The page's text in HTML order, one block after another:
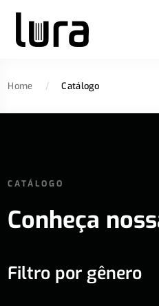
Home / Catálogo
CATÁLOGO
Conheça
Filtro por gênero